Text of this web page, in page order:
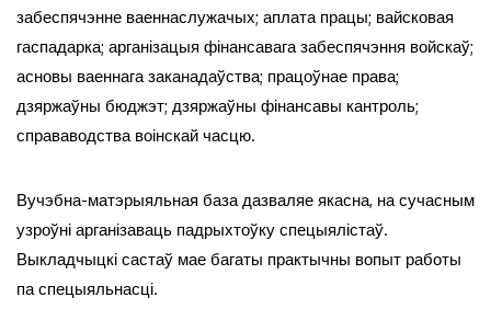
забеспячэнне ваеннаслужачых; аплата працы; вайсковая
гаспадарка; арганізацыя фінансавага забеспячэння войскаў;
асновы ваеннага заканадаўства; працоўнае права;
дзяржаўны бюджэт; дзяржаўны фінансавы кантроль;
справаводства воінскай часцю.
Вучэбна-матэрыяльная база дазваляе якасна, на сучасным
узроўні арганізаваць падрыхтоўку спецыялістаў.
Выкладчыцкі састаў мае багаты практычны вопыт работы
па спецыяльнасці.